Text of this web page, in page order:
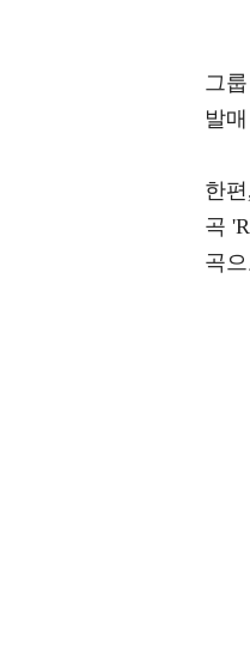
그
발
한
곡
곡